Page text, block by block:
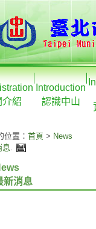
介紹
Introduction
認識中山
位置： 首頁 > News
息.
新消息